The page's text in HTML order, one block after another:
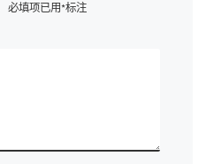
必填项已用*标注